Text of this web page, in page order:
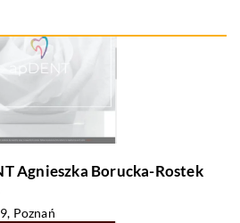
Agnieszka Borucka-Rostek
Poznań